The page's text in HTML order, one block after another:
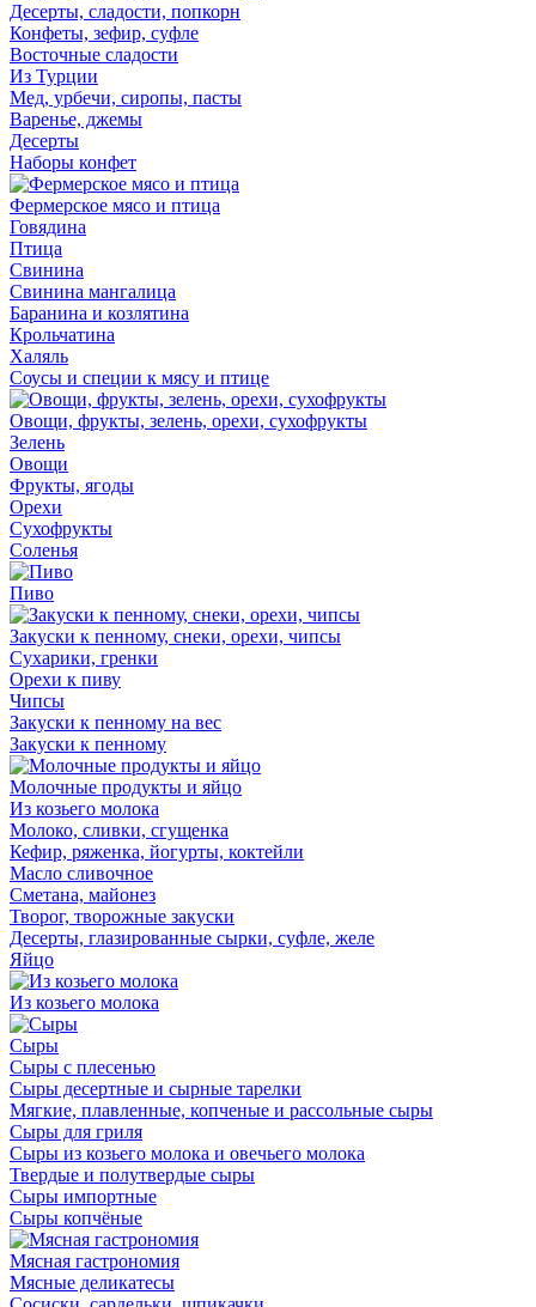
Десерты, сладости, попкорн
Конфеты, зефир, суфле
Восточные сладости
Из Турции
Мед, урбечи, сиропы, пасты
Варенье, джемы
Десерты
Наборы конфет
Фермерское мясо и птица
Говядина
Птица
Свинина
Свинина мангалица
Баранина и козлятина
Крольчатина
Халяль
Соусы и специи к мясу и птице
Овощи, фрукты, зелень, орехи, сухофрукты
Зелень
Овощи
Фрукты, ягоды
Орехи
Сухофрукты
Соленья
Пиво
Закуски к пенному, снеки, орехи, чипсы
Сухарики, гренки
Орехи к пиву
Чипсы
Закуски к пенному на вес
Закуски к пенному
Молочные продукты и яйцо
Из козьего молока
Молоко, сливки, сгущенка
Кефир, ряженка, йогурты, коктейли
Масло сливочное
Сметана, майонез
Творог, творожные закуски
Десерты, глазированные сырки, суфле, желе
Яйцо
Из козьего молока
Сыры
Сыры с плесенью
Сыры десертные и сырные тарелки
Мягкие, плавленные, копченые и рассольные сыры
Сыры для гриля
Сыры из козьего молока и овечьего молока
Твердые и полутвердые сыры
Сыры импортные
Сыры копчёные
Мясная гастрономия
Мясные деликатесы